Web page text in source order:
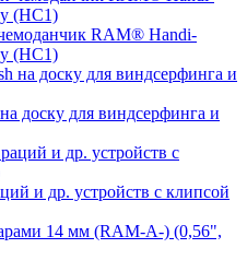
RAM® Handi-
(HC1)
доску для виндсерфинга и
и др. устройств с клипсой